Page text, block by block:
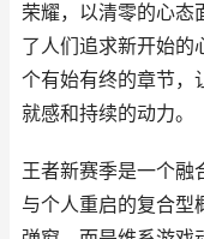
荣耀，以清零的心态
了人们追求新开始的
个有始有终的章节，
就感和持续的动力。
王者新赛季是一个融
与个人重启的复合型